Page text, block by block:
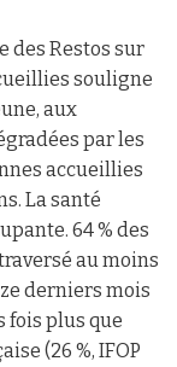
des Restos sur
souligne
aux
par les
accueillies
La santé
64 % des
au moins
derniers mois
fois plus que
(26 %, IFOP